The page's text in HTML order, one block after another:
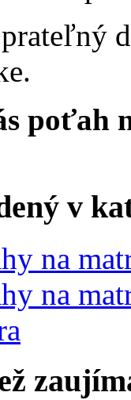
poťah
v
na
na